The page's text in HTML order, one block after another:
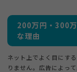
200万円・300
な理由
ネット上でよく目にす
りません。広告によっ